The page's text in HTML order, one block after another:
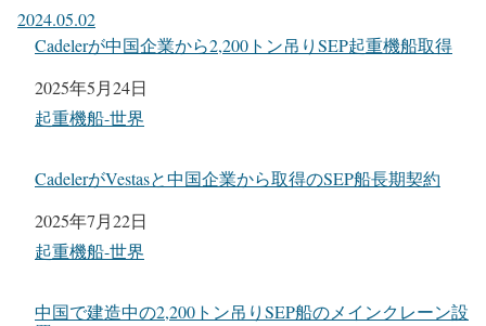
2024.05.02
Cadelerが中国企業から2,200トン吊りSEP起重機船取得
日付
2025年5月24日
関連理由
起重機船-世界
CadelerがVestasと中国企業から取得のSEP船長期契約
日付
2025年7月22日
関連理由
起重機船-世界
中国で建造中の2,200トン吊りSEP船のメインクレーン設